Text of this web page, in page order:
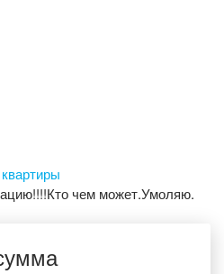
чем может.Умоляю.